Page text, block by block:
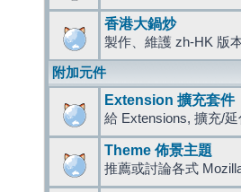
香港大鍋炒
製作、維護 zh-HK 版
附加元件
Extension 擴充套件
給 Extensions, 擴充/
Theme 佈景主題
推薦或討論各式